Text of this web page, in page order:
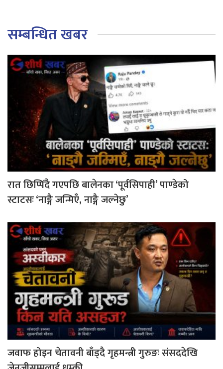
सम्बन्धित खबर
रात छिप्पिँदै गएपछि बालेनका ‘पूर्वसिपाही’ पाण्डेको
स्टाटसः ‘नाङ्गै जन्मिएँ, नाङ्गै जल्नेछु’
जवाफ होइन चेतावनी बाँड्दै गृहमन्त्री गुरुङः संसददेखि